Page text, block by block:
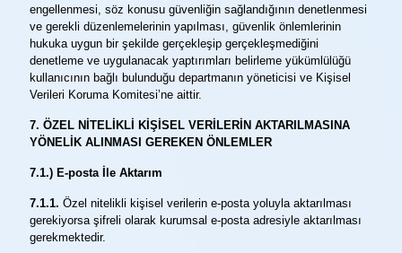
engellenmesi, söz konusu güvenliğin sağlandığının denetlenmesi
ve gerekli düzenlemelerinin yapılması, güvenlik önlemlerinin
hukuka uygun bir şekilde gerçekleşip gerçekleşmediğini
denetleme ve uygulanacak yaptırımları belirleme yükümlülüğü
kullanıcının bağlı bulunduğu departmanın yöneticisi ve Kişisel
Verileri Koruma Komitesi’ne aittir.
7. ÖZEL NİTELİKLİ KİŞİSEL VERİLERİN AKTARILMASINA
YÖNELİK ALINMASI GEREKEN ÖNLEMLER
7.1.) E-posta İle Aktarım
7.1.1. Özel nitelikli kişisel verilerin e-posta yoluyla aktarılması
gerekiyorsa şifreli olarak kurumsal e-posta adresiyle aktarılması
gerekmektedir.